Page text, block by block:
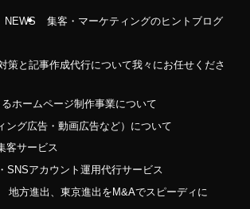
NEWS
集客・マーケティングのヒントブログ
策と記事作成代行について我々にお任せくださ
ホームページ制作事業について
ング広告・動画広告など）について
客サービス
SNSアカウント運用代行サービス
方進出、東京進出をM&Aでスピーディに